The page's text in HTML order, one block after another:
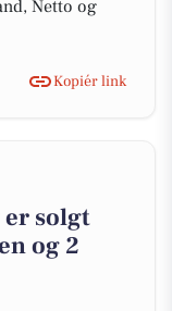
Netto og
Kopiér link
solgt
og 2